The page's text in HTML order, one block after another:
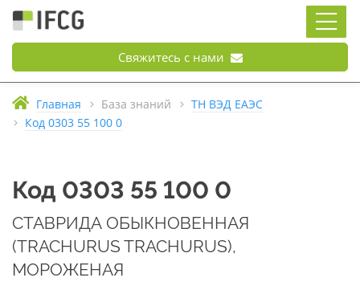
Свяжитесь с нами
Главная База знаний
ТН ВЭД ЕАЭС
Код 0303 55 100 0
Код 0303 55 100 0
СТАВРИДА ОБЫКНОВЕННАЯ
(TRACHURUS TRACHURUS),
МОРОЖЕНАЯ